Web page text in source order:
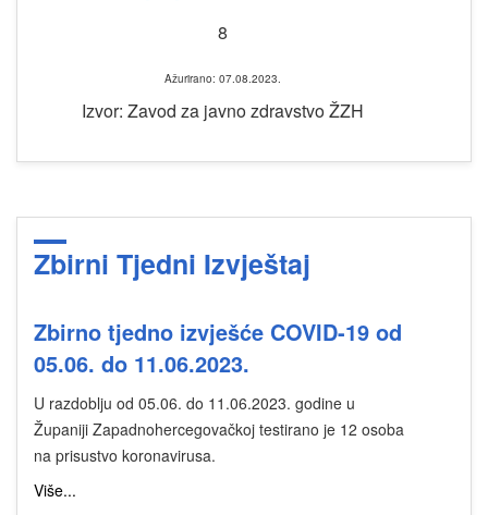
8
Ažurirano: 07.08.2023.
Izvor: Zavod za javno zdravstvo ŽZH
Zbirni Tjedni Izvještaj
Zbirno tjedno izvješće COVID-19 od
05.06. do 11.06.2023.
U razdoblju od 05.06. do 11.06.2023. godine u
Županiji Zapadnohercegovačkoj testirano je 12 osoba
na prisustvo koronavirusa.
Više...